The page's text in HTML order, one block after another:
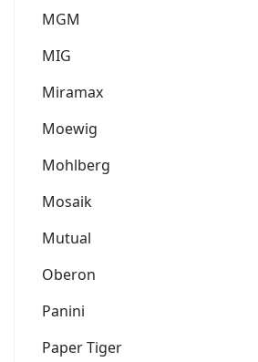
MGM
MIG
Miramax
Moewig
Mohlberg
Mosaik
Mutual
Oberon
Panini
Paper Tiger